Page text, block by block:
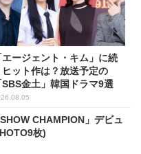
エージェント・キム」に続
ヒット作は？放送予定の
SBS金土」韓国ドラマ9選
CHAMPION」デビュ
枚)